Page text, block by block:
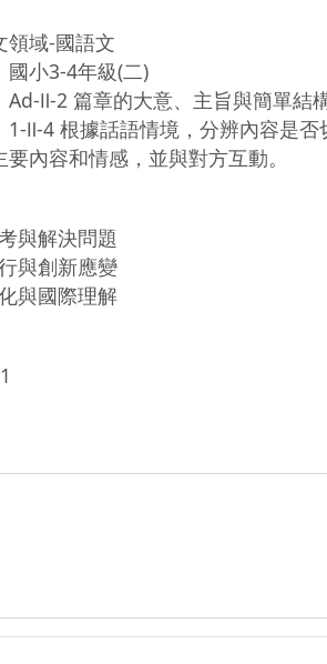
領域-國語文
國小3-4年級(二)
Ⅱ-2 篇章的大意、主旨與簡單結構
1-Ⅱ-4 根據話語情境，分辨內容是否
內容和情感，並與對方互動。
與解決問題
與創新應變
與國際理解